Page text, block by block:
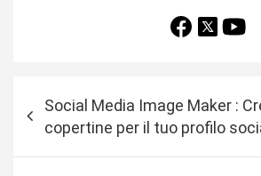
Social Media Image Maker :
copertine per il tuo profilo